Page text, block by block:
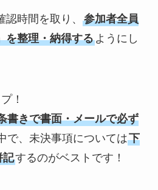
時間を取り、 参加者全員
を整理・納得するようにし
！
書きで書面・メールで必ず
で、未決事項については下
記するのがベストです！